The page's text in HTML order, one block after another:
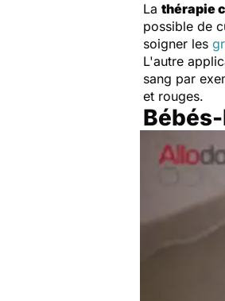
La thérapie
possible de
soigner les
L'autre
sang par
et rouges.